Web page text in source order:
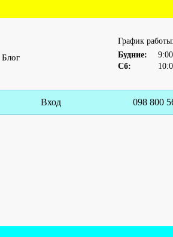
Блог
График работы:
Будние:
Сб:
Вход 098 800